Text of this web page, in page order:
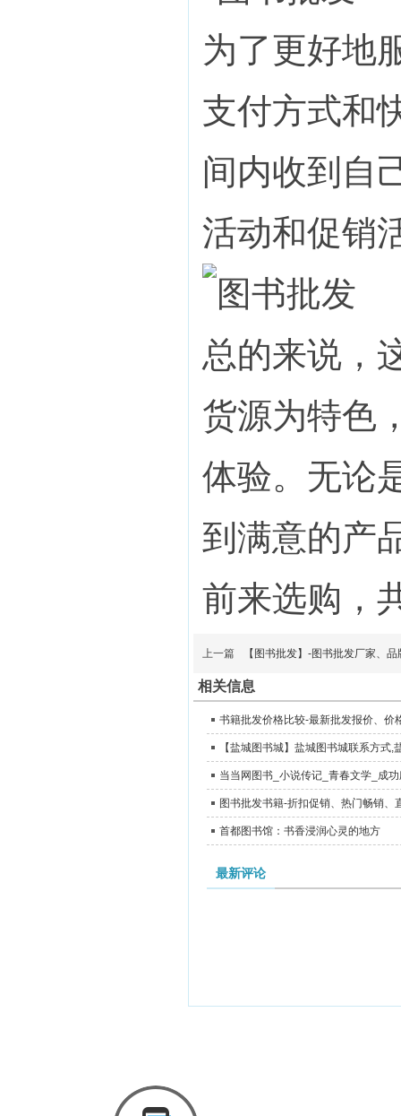
为了更好地
支付方式和
间内收到自
活动和促销
总的来说，
货源为特色
体验。无论
到满意的产
前来选购，
上一篇 【图书批发】-图书批发厂家、
相关信息
书籍批发价格比较-最新批发报价、价
【盐城图书城】盐城图书城联系方式,
当当网图书_小说传记_青春文学_成
图书批发书籍-折扣促销、热门畅销、
首都图书馆：书香浸润心灵的地方
最新评论